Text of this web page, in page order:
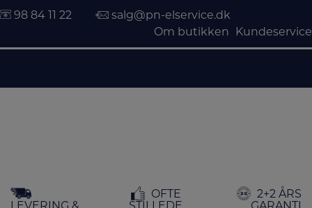
98 84 11 22
salg@pn-elservice.dk
Om butikken
Kundeservice
OFTE
2+2 ÅRS